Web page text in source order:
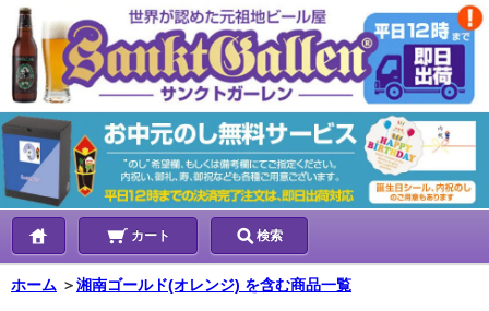
カート 検索
ホーム ＞湘南ゴールド(オレンジ) を含む商品一覧